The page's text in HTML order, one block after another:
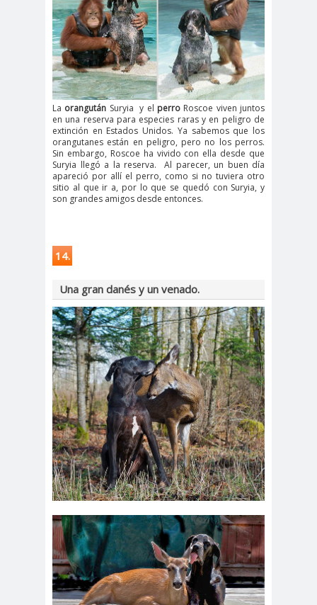
La orangután Suryia y el perro Roscoe viven juntos
en una reserva para especies raras y en peligro de
extinción en Estados Unidos. Ya sabemos que los
orangutanes están en peligro, pero no los perros.
Sin embargo, Roscoe ha vivido con ella desde que
Suryia llegó a la reserva. Al parecer, un buen día
apareció por allí el perro, como si no tuviera otro
sitio al que ir a, por lo que se quedó con Suryia, y
son grandes amigos desde entonces.
14.
Una gran danés y un venado.